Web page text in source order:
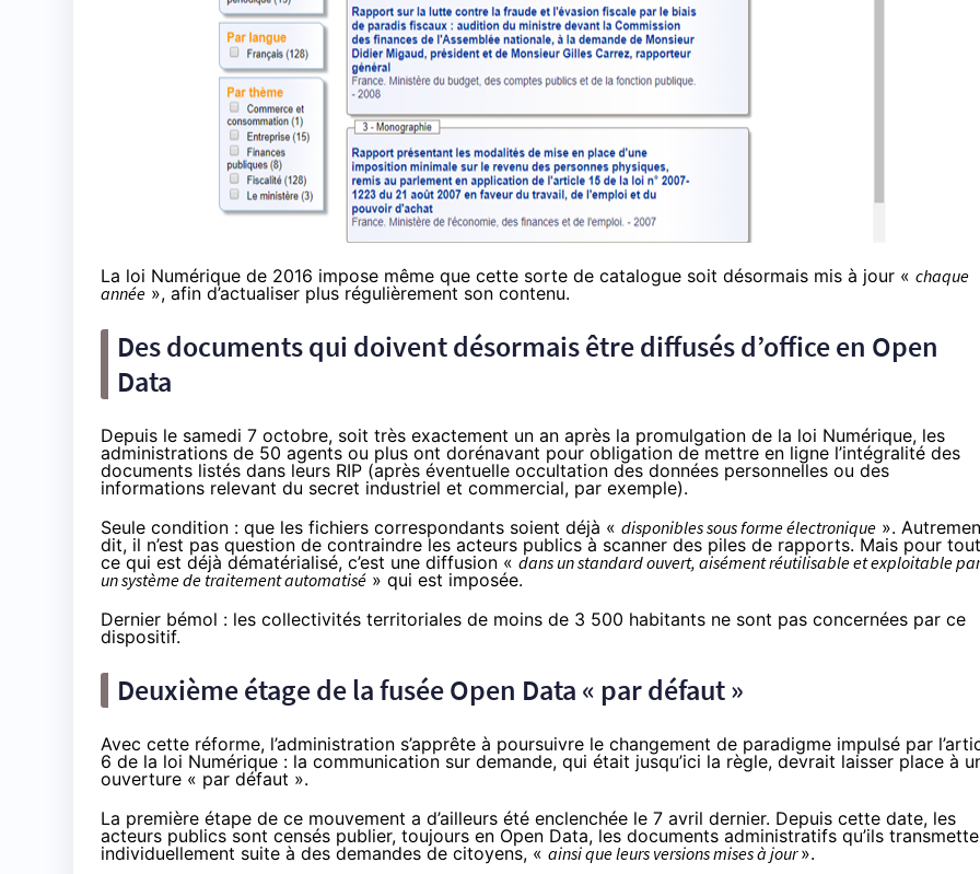
La loi Numérique de 2016 impose même que cette sorte de catalogue soit désormais mis à jour « chaque
année », afin d’actualiser plus régulièrement son contenu.
Des documents qui doivent désormais être diffusés d’office en Open
Data
Depuis le samedi 7 octobre, soit très exactement un an après la promulgation de la loi Numérique, les
administrations de 50 agents ou plus ont dorénavant pour obligation de mettre en ligne l’intégralité des
documents listés dans leurs RIP (après éventuelle occultation des données personnelles ou des
informations relevant du secret industriel et commercial, par exemple).
Seule condition : que les fichiers correspondants soient déjà « disponibles sous forme électronique ».
dit, il n’est pas question de contraindre les acteurs publics à scanner des piles de rapports. Mais pour tout
ce qui est déjà dématérialisé, c’est une diffusion « dans un standard ouvert, aisément réutilisable et exploitable par
un système de traitement automatisé » qui est imposée.
Dernier bémol : les collectivités territoriales de moins de 3 500 habitants ne sont pas concernées par ce
dispositif.
Deuxième étage de la fusée Open Data « par défaut »
Avec cette réforme, l’administration s’apprête à poursuivre le changement de paradigme impulsé par
6 de la loi Numérique : la communication sur demande, qui était jusqu’ici la règle, devrait laisser place à
ouverture « par défaut ».
La première étape de ce mouvement a d’ailleurs été enclenchée le 7 avril dernier. Depuis cette date, les
acteurs publics sont censés publier, toujours en Open Data, les documents administratifs qu’ils
individuellement suite à des demandes de citoyens, « ainsi que leurs versions mises à jour».